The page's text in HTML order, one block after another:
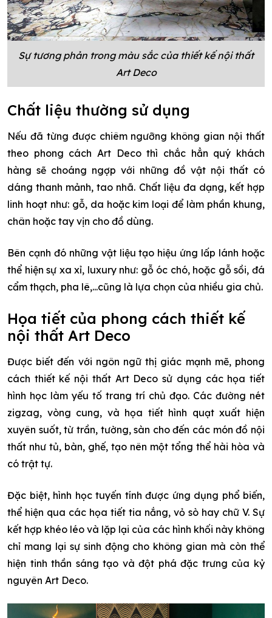
Sự tương phản trong màu sắc của thiết kế nội thất
Art Deco
Chất liệu thường sử dụng
Nếu đã từng được chiêm ngưỡng không gian nội thất
theo phong cách Art Deco thì chắc hẳn quý khách
hàng sẽ choáng ngợp với những đồ vật nội thất có
dáng thanh mảnh, tao nhã. Chất liệu đa dạng, kết hợp
linh hoạt như: gỗ, da hoặc kim loại để làm phần khung,
chân hoặc tay vịn cho đồ dùng.
Bên cạnh đó những vật liệu tạo hiệu ứng lấp lánh hoặc
thể hiện sự xa xỉ, luxury như: gỗ óc chó, hoặc gỗ sồi, đá
cẩm thạch, pha lê,...cũng là lựa chọn của nhiều gia chủ.
Họa tiết của phong cách thiết kế
nội thất Art Deco
Được biết đến với ngôn ngữ thị giác mạnh mẽ, phong
cách thiết kế nội thất Art Deco sử dụng các họa tiết
hình học làm yếu tố trang trí chủ đạo. Các đường nét
zigzag, vòng cung, và họa tiết hình quạt xuất hiện
xuyên suốt, từ trần, tường, sàn cho đến các món đồ nội
thất như tủ, bàn, ghế, tạo nên một tổng thể hài hòa và
có trật tự.
Đặc biệt, hình học tuyến tính được ứng dụng phổ biến,
thể hiện qua các họa tiết tia nắng, vỏ sò hay chữ V. Sự
kết hợp khéo léo và lặp lại của các hình khối này không
chỉ mang lại sự sinh động cho không gian mà còn thể
hiện tinh thần sáng tạo và đột phá đặc trưng của kỷ
nguyên Art Deco.